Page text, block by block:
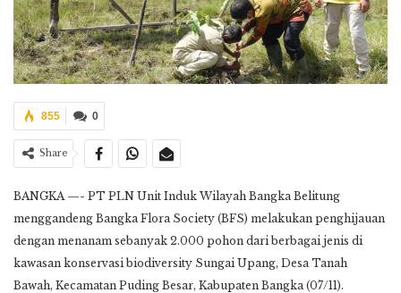
0
855
Share
BANGKA —- PT PLN Unit Induk Wilayah Bangka Belitung
menggandeng Bangka Flora Society (BFS) melakukan penghijauan
dengan menanam sebanyak 2.000 pohon dari berbagai jenis di
kawasan konservasi biodiversity Sungai Upang, Desa Tanah
Bawah, Kecamatan Puding Besar, Kabupaten Bangka (07/11).